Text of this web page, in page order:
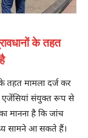
के तहत
के तहत मामला दर्ज कर
एजेंसियां संयुक्त रूप से
मानना है कि जांच
सामने आ सकते हैं।